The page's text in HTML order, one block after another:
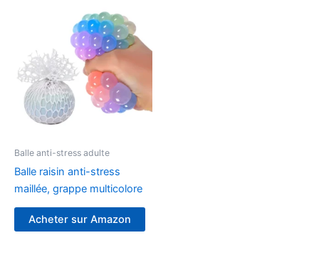
Balle anti-stress adulte
Balle raisin anti-stress
maillée, grappe multicolore
Acheter sur Amazon